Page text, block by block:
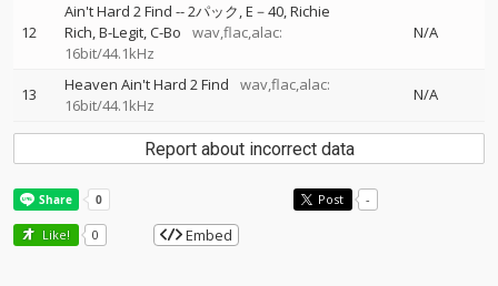
12
Ain't Hard 2 Find --2パック E－40 Richie
Rich B-Legit C-Bo
wav,flac,alac:
16bit/44.1kHz
N/A
13 Heaven Ain't Hard 2 Find
wav,flac,alac:
16bit/44.1kHz
N/A
Report about incorrect data
Post -
Like! 0 Embed